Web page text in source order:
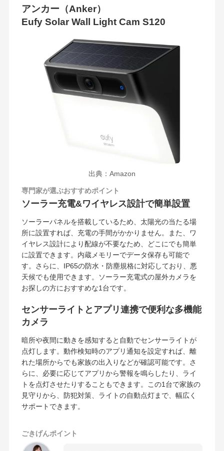
アンカー（Anker）
Eufy Solar Wall Light Cam S120
出典：Amazon
専門家が選ぶおすすめポイント
ソーラー充電&ワイヤレス設計で簡単設置
ソーラーパネルを搭載しているため、太陽光の当たる場
所に設置すれば、充電の手間がかかりません。また、ワ
イヤレス設計により配線が不要なため、どこにでも簡単
に設置できます。内蔵メモリーでデータ保存も可能で
す。さらに、IP65の防水・防塵規格に対応しており、悪
天候でも使用できます。ソーラー充電式の屋外カメラを
お探しの方におすすめな1台です。
センサーライトとアプリ連携で便利な多機能
カメラ
暗所や夜間に動きを感知すると自動でセンサーライトが
点灯します。動作検知時のアプリ通知を設定すれば、離
れた場所からでも家族の出入りなどが確認可能です。さ
らに、必要に応じてアプリから警報を鳴らしたり、ライ
トを点灯させたりすることもできます。この1台で家族の
見守りから、防犯対策、ライトの自動点灯まで、幅広く
サポートできます。
ごきげんポイント